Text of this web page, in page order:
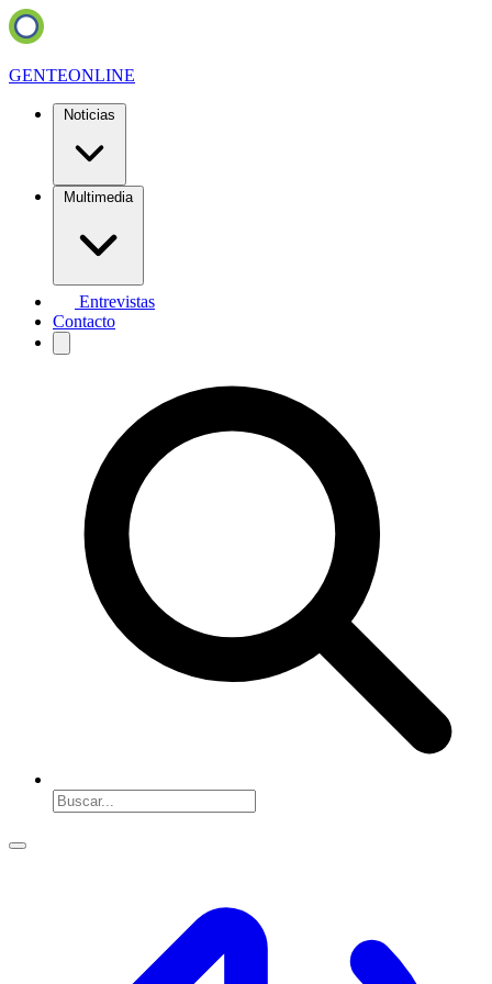
GENTEONLINE
Noticias
Multimedia
Entrevistas
Contacto